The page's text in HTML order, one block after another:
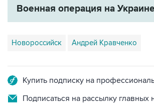
Военная операция на Украине
Новороссийск Андрей Кравченко
Купить подписку на
Подписаться на рассылку главных